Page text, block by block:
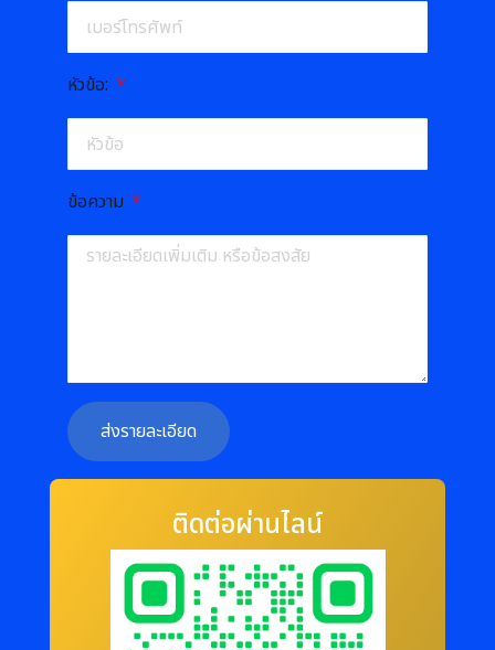
หัวข้อ:
ข้อความ
ส่งรายละเอียด
ติดต่อผ่านไลน์